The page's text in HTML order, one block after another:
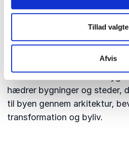
Tillad valgte
Afvis
2026 for restaureringen af
ikoniske farve- og lysunivers.
Cirkusbygningen og
blevet hædret med i alt tre
Københavns Kommunes
hædrer bygninger og steder,
til byen gennem arkitektur,
transformation og byliv.